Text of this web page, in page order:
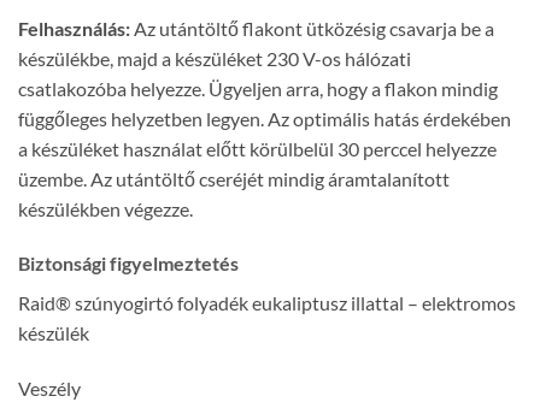
Felhasználás: Az utántöltő flakont ütközésig csavarja be a
készülékbe, majd a készüléket 230 V-os hálózati
csatlakozóba helyezze. Ügyeljen arra, hogy a flakon mindig
függőleges helyzetben legyen. Az optimális hatás érdekében
a készüléket használat előtt körülbelül 30 perccel helyezze
üzembe. Az utántöltő cseréjét mindig áramtalanított
készülékben végezze.
Biztonsági figyelmeztetés
Raid® szúnyogirtó folyadék eukaliptusz illattal – elektromos
készülék
Veszély